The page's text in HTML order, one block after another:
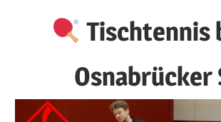
Tischtennis
Osnabrücker